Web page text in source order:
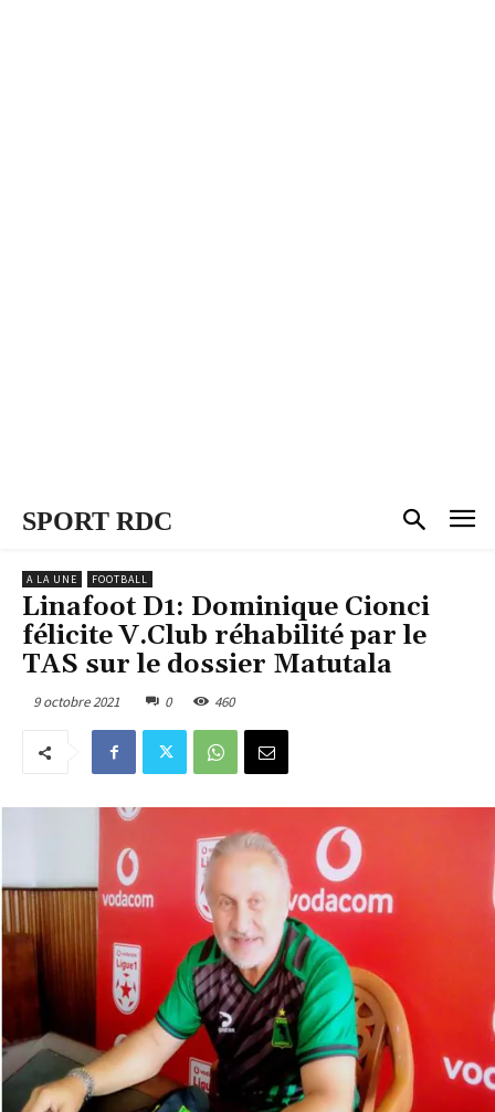
SPORT RDC
A LA UNE FOOTBALL
Linafoot D1: Dominique Cionci
félicite V.Club réhabilité par le
TAS sur le dossier Matutala
9 octobre 2021 0 460